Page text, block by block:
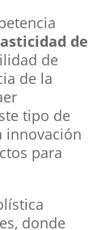
de
de
de la
tipo de
innovación
para
donde